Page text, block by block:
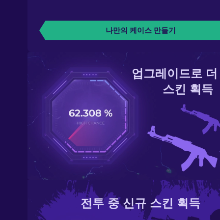
나만의 케이스 만들기
업그레이드로
스킨 획득
전투 중 신규 스킨 획득